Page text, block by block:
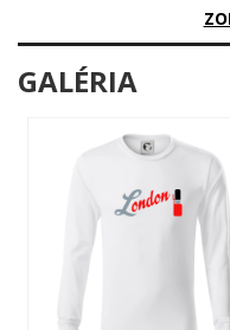
most London Bridge, rozvíjal sa
rieky, a to má za následok aj to, že
na tomto brehu Londýna.
väčšinu zábavných a obchodných
Yorku ako druhé najdôležitejšie
Londýne dlhšia a radi sa pozriete
tamojších klubov.
Anglická Premier League má
Chelsea, Arsenal, Fulham, West
najnavštevovanejším mestám
GALÉRIA